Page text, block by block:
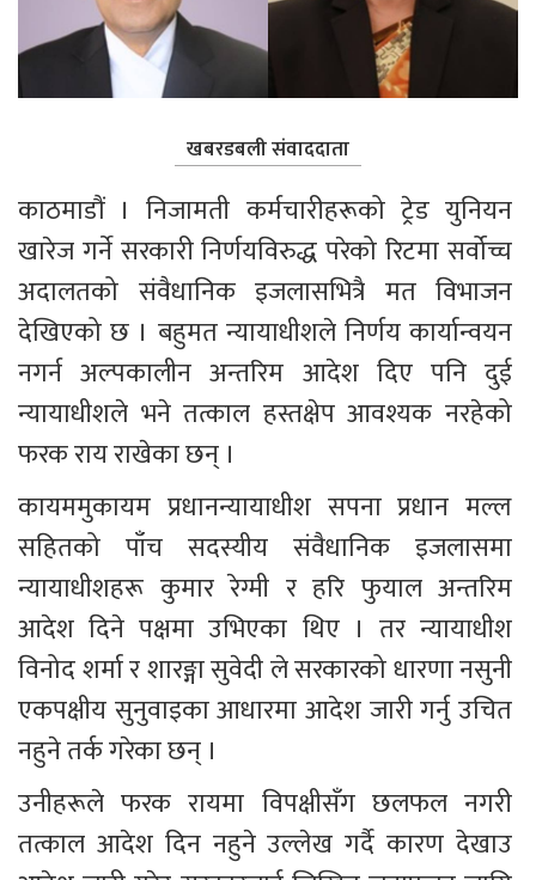
खबरडबली संवाददाता
काठमाडौं । निजामती कर्मचारीहरूको ट्रेड युनियन
खारेज गर्ने सरकारी निर्णयविरुद्ध परेको रिटमा सर्वोच्च
अदालतको संवैधानिक इजलासभित्रै मत विभाजन
देखिएको छ । बहुमत न्यायाधीशले निर्णय कार्यान्वयन
नगर्न अल्पकालीन अन्तरिम आदेश दिए पनि दुई
न्यायाधीशले भने तत्काल हस्तक्षेप आवश्यक नरहेको
फरक राय राखेका छन् ।
कायममुकायम प्रधानन्यायाधीश सपना प्रधान मल्ल
सहितको पाँच सदस्यीय संवैधानिक इजलासमा
न्यायाधीशहरू कुमार रेग्मी र हरि फुयाल अन्तरिम
आदेश दिने पक्षमा उभिएका थिए । तर न्यायाधीश
विनोद शर्मा र शारङ्गा सुवेदी ले सरकारको धारणा नसुनी
एकपक्षीय सुनुवाइका आधारमा आदेश जारी गर्नु उचित
नहुने तर्क गरेका छन् ।
उनीहरूले फरक रायमा विपक्षीसँग छलफल नगरी
तत्काल आदेश दिन नहुने उल्लेख गर्दै कारण देखाउ